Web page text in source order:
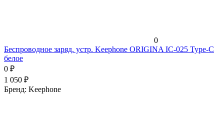
0
Беспроводное заряд. устр. Keephone ORIGINA IC-025 Type-C
белое
0 ₽
1 050 ₽
Бренд: Keephone